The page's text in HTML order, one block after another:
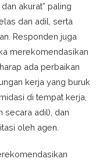
akurat” paling
dan adil, serta
Responden juga
merekomendasikan
ada perbaikan
kerja yang buruk
di tempat kerja,
secara adil), dan
oleh agen.